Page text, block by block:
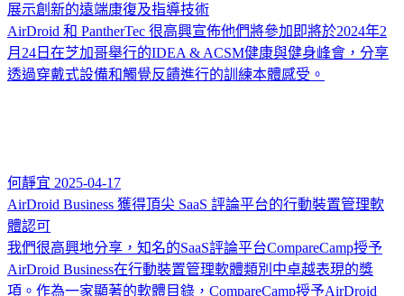
展示創新的遠端康復及指導技術
AirDroid 和 PantherTec 很高興宣佈他們將參加即將於2024年2
月24日在芝加哥舉行的IDEA & ACSM健康與健身峰會，分享
透過穿戴式設備和觸覺反饋進行的訓練本體感受。
何靜宜 2025-04-17
AirDroid Business 獲得頂尖 SaaS 評論平台的行動裝置管理軟
體認可
我們很高興地分享，知名的SaaS評論平台CompareCamp授予
AirDroid Business在行動裝置管理軟體類別中卓越表現的獎
項。作為一家顯著的軟體目錄，CompareCamp授予AirDroid